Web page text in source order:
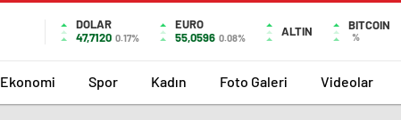
DOLAR
47,7120 0.17%
EURO
55,0596 0.08% ALTIN BITCOIN
%
Ekonomi Spor Kadın Foto Galeri Videolar